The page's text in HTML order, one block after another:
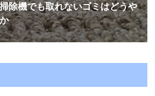
除機でも取れないゴミはどうや